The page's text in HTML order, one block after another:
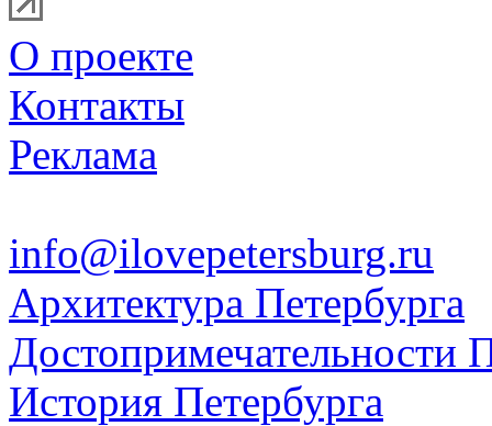
О проекте
Контакты
Реклама
info@ilovepetersburg.ru
Архитектура Петербурга
Достопримечательности
История Петербурга